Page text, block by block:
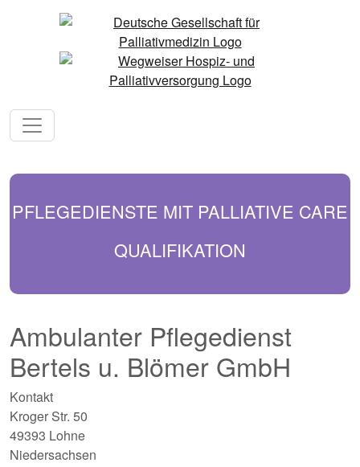
PFLEGEDIENSTE MIT PALLIATIVE CARE
QUALIFIKATION
Ambulanter Pflegedienst
Bertels u. Blömer GmbH
Kontakt
Kroger Str. 50
49393 Lohne
Niedersachsen